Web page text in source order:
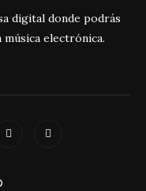
digital donde podrás
electrónica.